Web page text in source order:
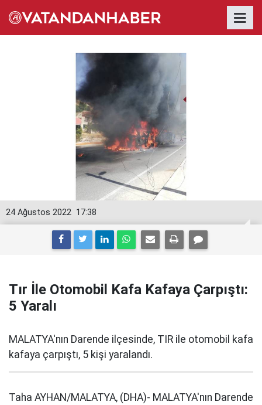
17:38
24 Ağustos 2022
Tır İle Otomobil Kafa Kafaya Çarpıştı:
5 Yaralı
MALATYA'nın Darende ilçesinde, TIR ile otomobil kafa
kafaya çarpıştı, 5 kişi yaralandı.
Taha AYHAN/MALATYA, (DHA)- MALATYA'nın Darende